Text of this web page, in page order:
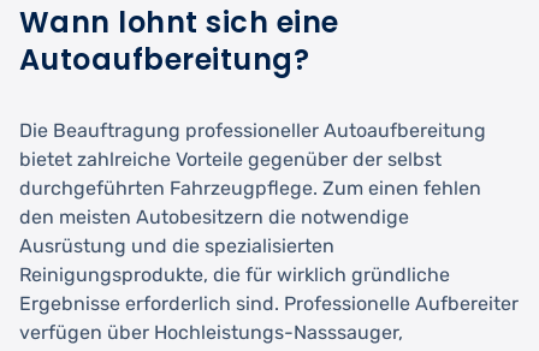
Wann lohnt sich eine
Autoaufbereitung?
Die Beauftragung professioneller Autoaufbereitung
bietet zahlreiche Vorteile gegenüber der selbst
durchgeführten Fahrzeugpflege. Zum einen fehlen
den meisten Autobesitzern die notwendige
Ausrüstung und die spezialisierten
Reinigungsprodukte, die für wirklich gründliche
Ergebnisse erforderlich sind. Professionelle Aufbereiter
verfügen über Hochleistungs-Nasssauger,